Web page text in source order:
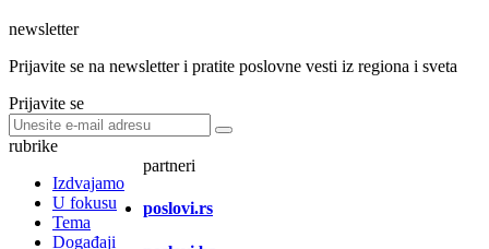
newsletter
Prijavite se na newsletter i pratite poslovne vesti iz regiona i sveta
Prijavite se
rubrike
Izdvajamo
U fokusu
Tema
Događaji
partneri
poslovi.rs